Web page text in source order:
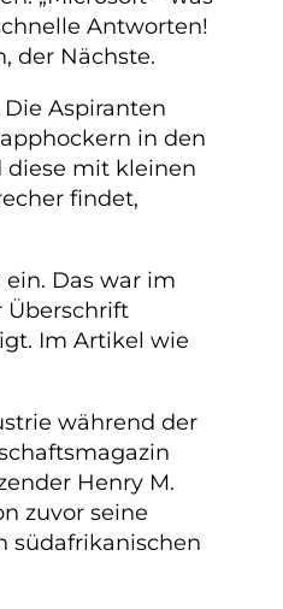
Antworten!
der Nächste.
Aspiranten
in den
diese mit kleinen
findet,
ein. Das war im
Überschrift
Im Artikel wie
während der
Henry M.
zuvor seine
südafrikanischen